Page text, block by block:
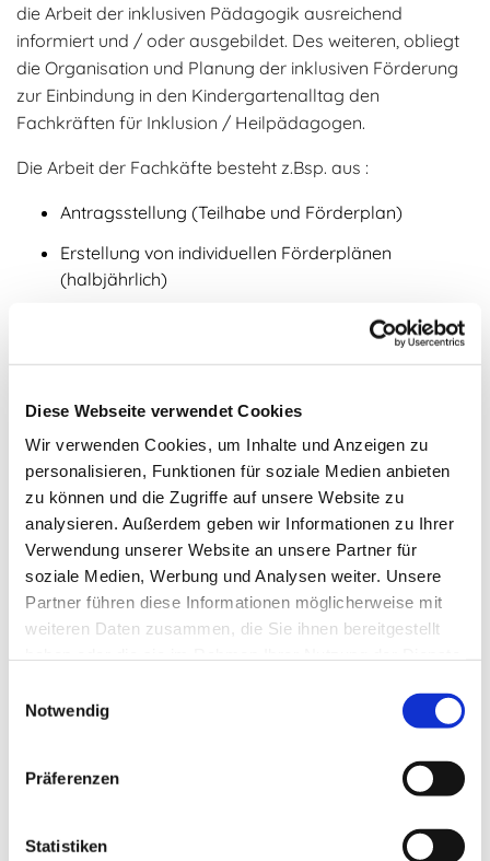
Diese Webseite verwendet Cookies
Wir verwenden Cookies, um Inhalte und Anzeigen zu
personalisieren, Funktionen für soziale Medien anbieten
zu können und die Zugriffe auf unsere Website zu
analysieren. Außerdem geben wir Informationen zu Ihrer
Verwendung unserer Website an unsere Partner für
soziale Medien, Werbung und Analysen weiter. Unsere
Partner führen diese Informationen möglicherweise mit
weiteren Daten zusammen, die Sie ihnen bereitgestellt
Notwendig
Präferenzen
Statistiken
die Arbeit der inklusiven Pädagogik ausreichend
informiert und / oder ausgebildet. Des weiteren, obliegt
die Organisation und Planung der inklusiven Förderung
zur Einbindung in den Kindergartenalltag den
Fachkräften für Inklusion / Heilpädagogen.
Die Arbeit der Fachkäfte besteht z.Bsp. aus :
Antragsstellung (Teilhabe und Förderplan)
Erstellung von individuellen Förderplänen
(halbjährlich)
Teamberatung
Erziehungspartnerschaft zwischen Eltern und KITA
"Inklusion bedeutet nicht nur, dass wir dabei sein
dürfen, sondern das wir wertgeschätzt werden. Ich
habe immer gesagt: Inteligente Teams können
erstaunliches leisten, aber wirklich vielfältige Teams
können unmögliches leisten"(Claudia Brind- Woody)
Unsere Einrichtung kooperiert zum Thema Inklusion mit
Reckliunghausen statt. Zusätzlich kooperieren die
Refektion, ob Raum und Zeitangebot auf die Bedürfnisse